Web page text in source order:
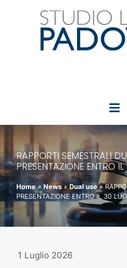
RAPPORTI SEMESTRALI
PRESENTAZIONE ENTRO
Home » News » Dual use »
PRESENTAZIONE ENTRO IL 30
1 Luglio 2026